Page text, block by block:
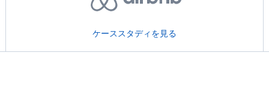
ケーススタディを見る